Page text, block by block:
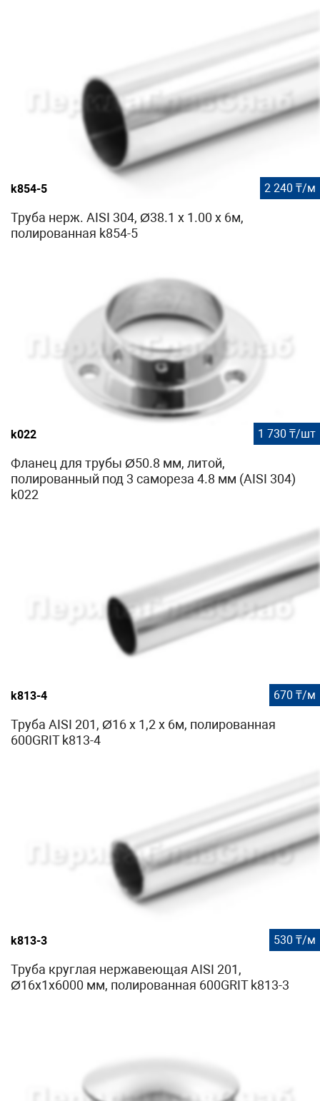
k854-5 2 240 ₸/м
Труба нерж. AISI 304, Ø38.1 x 1.00 х 6м,
полированная k854-5
k022 1 730 ₸/шт
Фланец для трубы Ø50.8 мм, литой,
полированный под 3 самореза 4.8 мм (AISI 304)
k022
k813-4 670 ₸/м
Труба AISI 201, Ø16 х 1,2 х 6м, полированная
600GRIT k813-4
k813-3 530 ₸/м
Труба круглая нержавеющая AISI 201,
Ø16х1х6000 мм, полированная 600GRIT k813-3